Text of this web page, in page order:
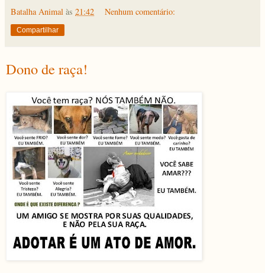
Batalha Animal às 21:42 Nenhum comentário:
Compartilhar
Dono de raça!